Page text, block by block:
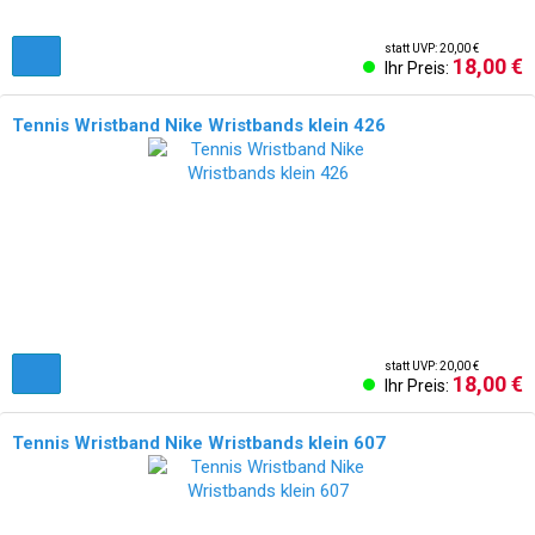
statt UVP: 20,00 €
Ihr Preis: 18,00 €
Tennis Wristband Nike Wristbands klein 426
statt UVP: 20,00 €
Ihr Preis: 18,00 €
Tennis Wristband Nike Wristbands klein 607